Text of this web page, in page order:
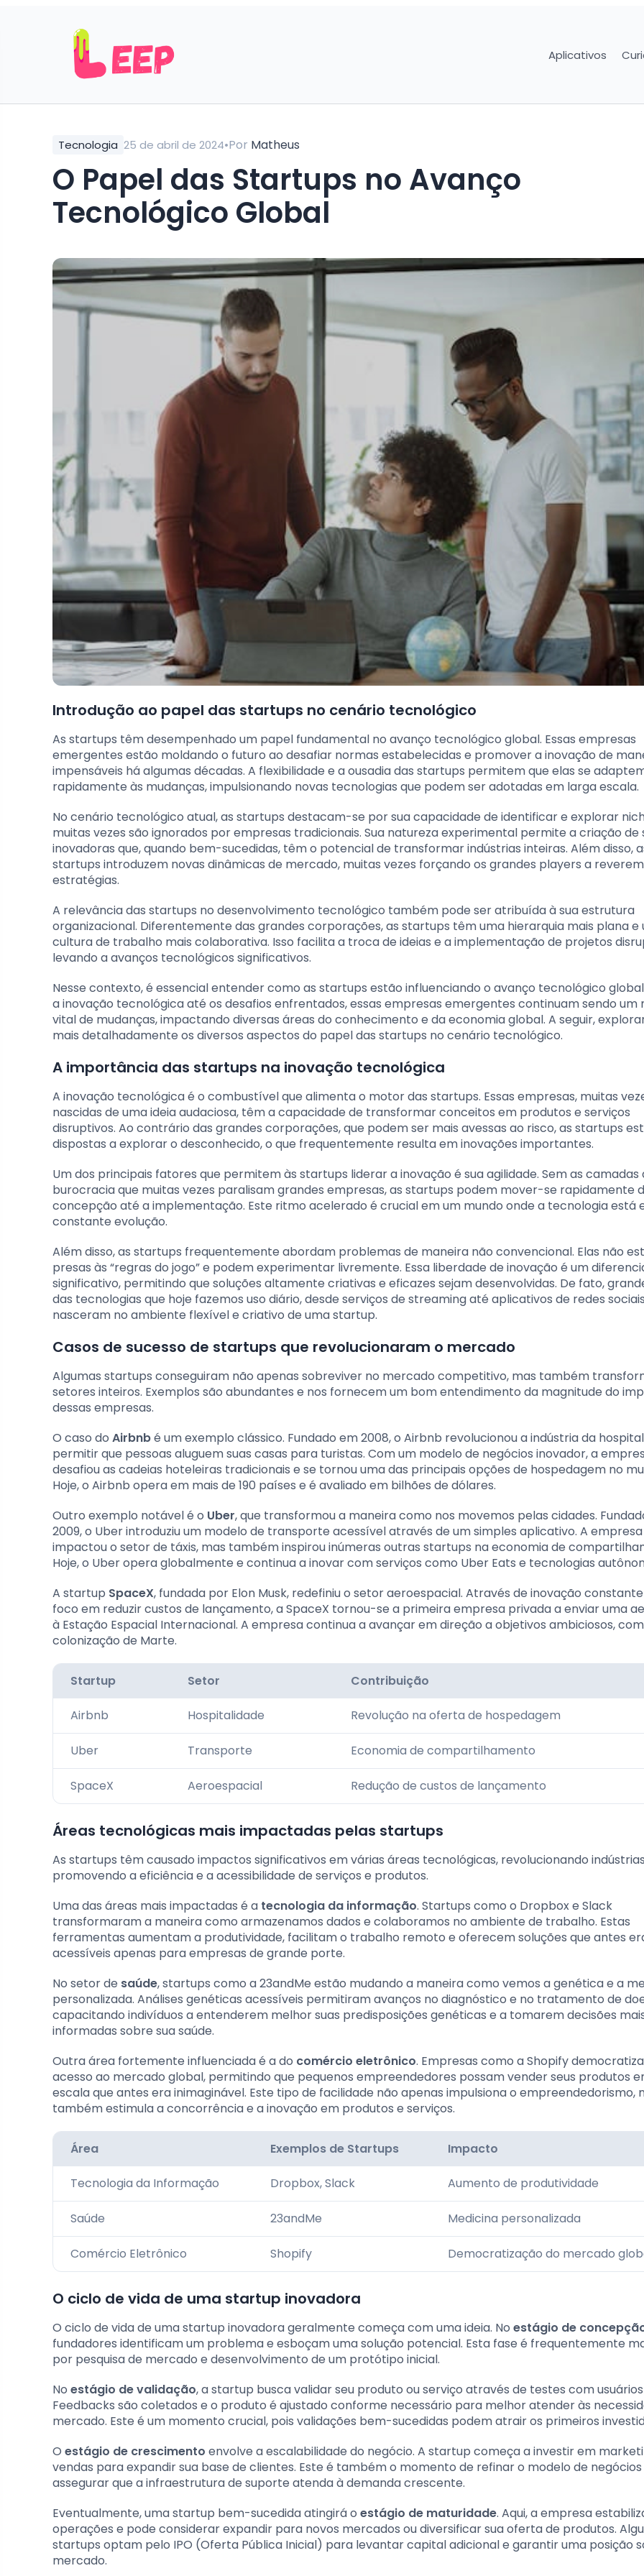
Aplicativos
Tecnologia 25 de abril de 2024•Por Matheus
O Papel das Startups no Avanço
Tecnológico Global
Introdução ao papel das startups no cenário tecnológico
As startups têm desempenhado um papel fundamental no avanço tecnológico global. Essas empresas
emergentes estão moldando o futuro ao desafiar normas estabelecidas e promover a inovação de
impensáveis há algumas décadas. A flexibilidade e a ousadia das startups permitem que elas se
rapidamente às mudanças, impulsionando novas tecnologias que podem ser adotadas em larga escala.
No cenário tecnológico atual, as startups destacam-se por sua capacidade de identificar e explorar
muitas vezes são ignorados por empresas tradicionais. Sua natureza experimental permite a criação de
inovadoras que, quando bem-sucedidas, têm o potencial de transformar indústrias inteiras. Além disso,
startups introduzem novas dinâmicas de mercado, muitas vezes forçando os grandes players a
estratégias.
A relevância das startups no desenvolvimento tecnológico também pode ser atribuída à sua estrutura
organizacional. Diferentemente das grandes corporações, as startups têm uma hierarquia mais plana e
cultura de trabalho mais colaborativa. Isso facilita a troca de ideias e a implementação de projetos
levando a avanços tecnológicos significativos.
Nesse contexto, é essencial entender como as startups estão influenciando o avanço tecnológico
a inovação tecnológica até os desafios enfrentados, essas empresas emergentes continuam sendo um
vital de mudanças, impactando diversas áreas do conhecimento e da economia global. A seguir,
mais detalhadamente os diversos aspectos do papel das startups no cenário tecnológico.
A importância das startups na inovação tecnológica
A inovação tecnológica é o combustível que alimenta o motor das startups. Essas empresas, muitas
nascidas de uma ideia audaciosa, têm a capacidade de transformar conceitos em produtos e serviços
disruptivos. Ao contrário das grandes corporações, que podem ser mais avessas ao risco, as startups
dispostas a explorar o desconhecido, o que frequentemente resulta em inovações importantes.
Um dos principais fatores que permitem às startups liderar a inovação é sua agilidade. Sem as camadas
burocracia que muitas vezes paralisam grandes empresas, as startups podem mover-se rapidamente
concepção até a implementação. Este ritmo acelerado é crucial em um mundo onde a tecnologia está
constante evolução.
Além disso, as startups frequentemente abordam problemas de maneira não convencional. Elas não
presas às “regras do jogo” e podem experimentar livremente. Essa liberdade de inovação é um
significativo, permitindo que soluções altamente criativas e eficazes sejam desenvolvidas. De fato,
das tecnologias que hoje fazemos uso diário, desde serviços de streaming até aplicativos de redes
nasceram no ambiente flexível e criativo de uma startup.
Casos de sucesso de startups que revolucionaram o mercado
Algumas startups conseguiram não apenas sobreviver no mercado competitivo, mas também
setores inteiros. Exemplos são abundantes e nos fornecem um bom entendimento da magnitude do
dessas empresas.
O caso do Airbnbé um exemplo clássico. Fundado em 2008, o Airbnb revolucionou a indústria da
permitir que pessoas aluguem suas casas para turistas. Com um modelo de negócios inovador, a
desafiou as cadeias hoteleiras tradicionais e se tornou uma das principais opções de hospedagem no
Hoje, o Airbnb opera em mais de 190 países e é avaliado em bilhões de dólares.
Outro exemplo notável é o Uber, que transformou a maneira como nos movemos pelas cidades.
2009, o Uber introduziu um modelo de transporte acessível através de um simples aplicativo. A
impactou o setor de táxis, mas também inspirou inúmeras outras startups na economia de
Hoje, o Uber opera globalmente e continua a inovar com serviços como Uber Eats e tecnologias
A startup SpaceX, fundada por Elon Musk, redefiniu o setor aeroespacial. Através de inovação
foco em reduzir custos de lançamento, a SpaceX tornou-se a primeira empresa privada a enviar uma
à Estação Espacial Internacional. A empresa continua a avançar em direção a objetivos ambiciosos,
colonização de Marte.
Startup Setor Contribuição
Airbnb Hospitalidade Revolução na oferta de hospedagem
Uber Transporte Economia de compartilhamento
SpaceX Aeroespacial Redução de custos de lançamento
Áreas tecnológicas mais impactadas pelas startups
As startups têm causado impactos significativos em várias áreas tecnológicas, revolucionando
promovendo a eficiência e a acessibilidade de serviços e produtos.
Uma das áreas mais impactadas é a tecnologia da informação. Startups como o Dropbox e Slack
transformaram a maneira como armazenamos dados e colaboramos no ambiente de trabalho. Estas
ferramentas aumentam a produtividade, facilitam o trabalho remoto e oferecem soluções que antes
acessíveis apenas para empresas de grande porte.
No setor de saúde, startups como a 23andMe estão mudando a maneira como vemos a genética e a
personalizada. Análises genéticas acessíveis permitiram avanços no diagnóstico e no tratamento de
capacitando indivíduos a entenderem melhor suas predisposições genéticas e a tomarem decisões
informadas sobre sua saúde.
Outra área fortemente influenciada é a do comércio eletrônico. Empresas como a Shopify
acesso ao mercado global, permitindo que pequenos empreendedores possam vender seus produtos
escala que antes era inimaginável. Este tipo de facilidade não apenas impulsiona o empreendedorismo,
também estimula a concorrência e a inovação em produtos e serviços.
Área Exemplos de Startups Impacto
Tecnologia da Informação Dropbox, Slack Aumento de produtividade
Saúde 23andMe Medicina personalizada
Comércio Eletrônico Shopify Democratização do mercado
O ciclo de vida de uma startup inovadora
O ciclo de vida de uma startup inovadora geralmente começa com uma ideia. No estágio de
fundadores identificam um problema e esboçam uma solução potencial. Esta fase é frequentemente
por pesquisa de mercado e desenvolvimento de um protótipo inicial.
No estágio de validação, a startup busca validar seu produto ou serviço através de testes com usuários
Feedbacks são coletados e o produto é ajustado conforme necessário para melhor atender às
mercado. Este é um momento crucial, pois validações bem-sucedidas podem atrair os primeiros
O estágio de crescimento envolve a escalabilidade do negócio. A startup começa a investir em
vendas para expandir sua base de clientes. Este é também o momento de refinar o modelo de negócios
assegurar que a infraestrutura de suporte atenda à demanda crescente.
Eventualmente, uma startup bem-sucedida atingirá o estágio de maturidade. Aqui, a empresa
operações e pode considerar expandir para novos mercados ou diversificar sua oferta de produtos.
startups optam pelo IPO (Oferta Pública Inicial) para levantar capital adicional e garantir uma posição
mercado.